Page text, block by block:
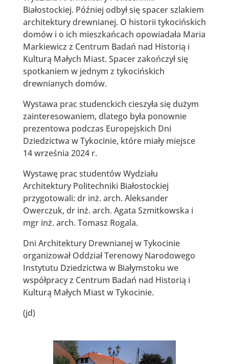
Białostockiej. Później odbył się spacer szlakiem
architektury drewnianej. O historii tykocińskich
domów i o ich mieszkańcach opowiadała Maria
Markiewicz z Centrum Badań nad Historią i
Kulturą Małych Miast. Spacer zakończył się
spotkaniem w jednym z tykocińskich
drewnianych domów.
Wystawa prac studenckich cieszyła się dużym
zainteresowaniem, dlatego była ponownie
prezentowa podczas Europejskich Dni
Dziedzictwa w Tykocinie, które miały miejsce
14 września 2024 r.
Wystawę prac studentów Wydziału
Architektury Politechniki Białostockiej
przygotowali: dr inż. arch. Aleksander
Owerczuk, dr inż. arch. Agata Szmitkowska i
mgr inż. arch. Tomasz Rogala.
Dni Architektury Drewnianej w Tykocinie
organizował Oddział Terenowy Narodowego
Instytutu Dziedzictwa w Białymstoku we
współpracy z Centrum Badań nad Historią i
Kulturą Małych Miast w Tykocinie.
(jd)